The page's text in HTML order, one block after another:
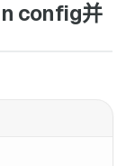
config并